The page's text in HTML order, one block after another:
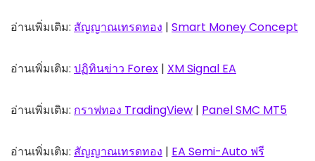
อ่านเพิ่มเติม: สัญญาณเทรดทอง | Smart Money Concept
อ่านเพิ่มเติม: ปฏิทินข่าว Forex | XM Signal EA
อ่านเพิ่มเติม: กราฟทอง TradingView | Panel SMC MT5
อ่านเพิ่มเติม: สัญญาณเทรดทอง | EA Semi-Auto ฟรี